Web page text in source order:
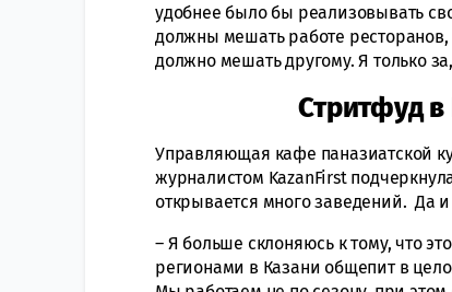
удобнее было бы реализовывать
должны мешать работе ресторанов,
должно мешать другому. Я только
Стритфуд в
Управляющая кафе паназиатской
журналистом KazanFirst
открывается много заведений. Да
– Я больше склоняюсь к тому, что
регионами в Казани общепит в